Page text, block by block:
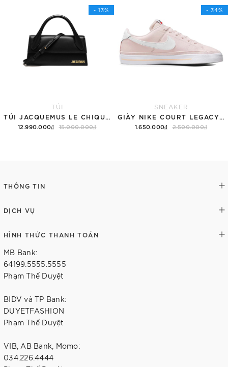
- 13%
TÚI
12.990.000₫ 15.000.000₫
- 34%
SNEAKER
1.650.000₫ 2.500.000₫
THÔNG TIN
DỊCH VỤ
HÌNH THỨC THANH TOÁN
MB Bank:
64199.5555.5555
Phạm Thế Duyệt
BIDV và TP Bank:
DUYETFASHION
Phạm Thế Duyệt
VIB, AB Bank, Momo:
034.226.4444